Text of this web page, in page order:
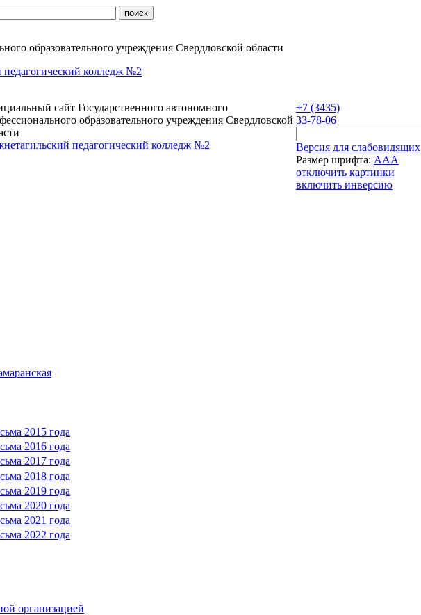
образовательного учреждения Свердловской области
колледж №2
+7 (3435)
33-78-06
Версия для слабовидящих
Размер шрифта: AAA
отключить картинки
включить инверсию
сайт Государственного автономного
образовательного учреждения Свердловской
педагогический колледж №2
2015 года
2016 года
2017 года
2018 года
2019 года
2020 года
2021 года
2022 года
организацией